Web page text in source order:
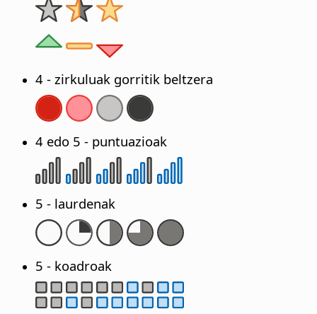
4 - zirkuluak gorritik beltzera
4 edo 5 - puntuazioak
5 - laurdenak
5 - koadroak